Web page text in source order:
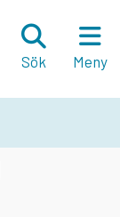
Sök
Meny